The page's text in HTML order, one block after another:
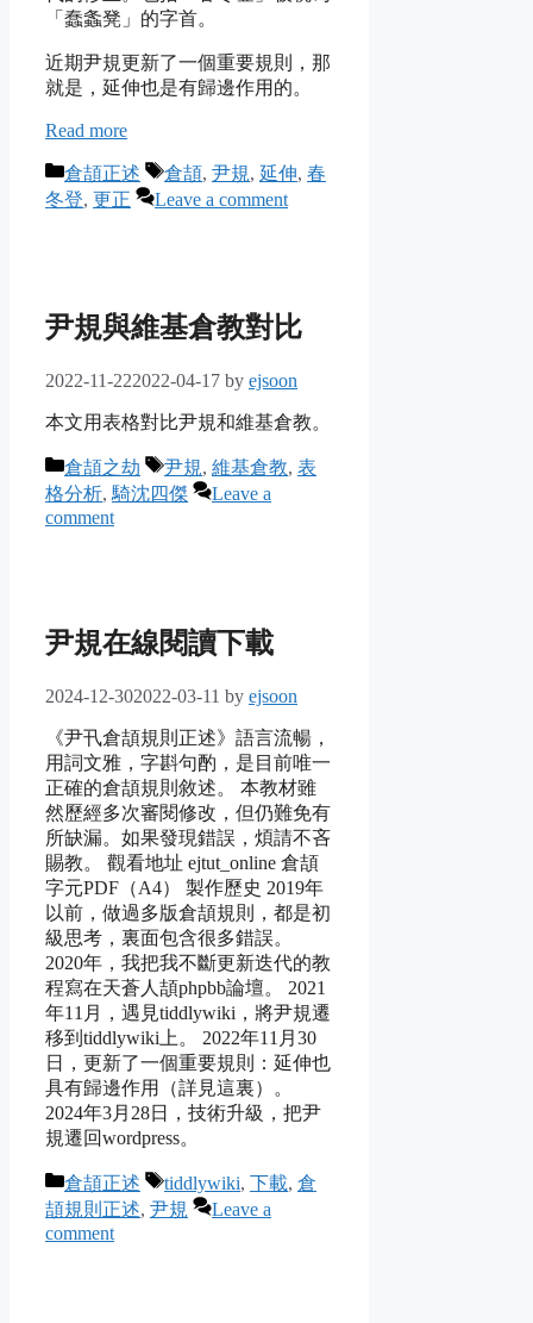
「蠢螽凳」的字首。
近期尹規更新了一個重要規則，那
就是，延伸也是有歸邊作用的。
Read more
Categories
倉頡正述 Tags
倉頡, 尹規, 延伸, 春
冬登, 更正 Leave a comment
尹規與維基倉教對比
2022-11-222022-04-17 by ejsoon
本文用表格對比尹規和維基倉教。
Categories
倉頡之劫 Tags
尹規, 維基倉教, 表
格分析, 騎沈四傑
Leave a
comment
尹規在線閱讀下載
2024-12-302022-03-11 by ejsoon
《尹卂倉頡規則正述》語言流暢，
用詞文雅，字斟句酌，是目前唯一
正確的倉頡規則敘述。 本教材雖
然歷經多次審閱修改，但仍難免有
所缺漏。如果發現錯誤，煩請不吝
賜教。 觀看地址 ejtut_online 倉頡
字元PDF（A4） 製作歷史 2019年
以前，做過多版倉頡規則，都是初
級思考，裏面包含很多錯誤。
2020年，我把我不斷更新迭代的教
程寫在天蒼人頡phpbb論壇。 2021
年11月，遇見tiddlywiki，將尹規遷
移到tiddlywiki上。 2022年11月30
日，更新了一個重要規則：延伸也
具有歸邊作用（詳見這裏）。
2024年3月28日，技術升級，把尹
規遷回wordpress。
Categories
倉頡正述 Tags
tiddlywiki, 下載, 倉
頡規則正述, 尹規
Leave a
comment